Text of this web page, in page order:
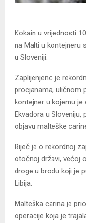
Kokain u vrijednosti
na Malti u kontejneru
u Sloveniji.
Zaplijenjeno je
procjanama, uličnom
kontejner u kojemu je
Ekvadora u
objavu malteške
Riječ je o rekordnoj
otočnoj državi, većoj
droge u brodu koji je
Libija.
Malteška carina je
operacije koja je